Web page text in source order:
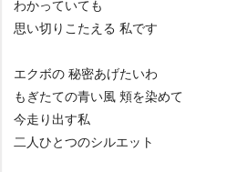
わかっていても
思い切りこたえる 私です
エクボの 秘密あげたいわ
もぎたての青い風 頬を染めて
今走り出す私
二人ひとつのシルエット